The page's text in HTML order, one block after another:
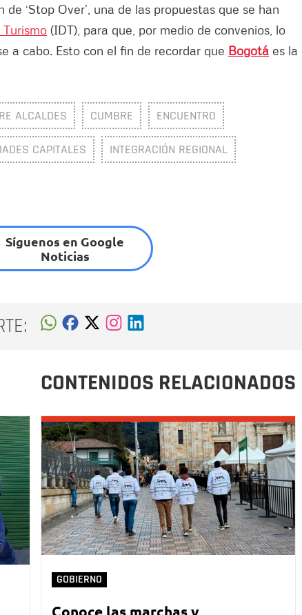
‘Stop Over’, una de las propuestas que se han
(IDT), para que, por medio de convenios, lo
a cabo. Esto con el fin de recordar que Bogotá es la
ALCALDES CUMBRE ENCUENTRO
CAPITALES INTEGRACIÓN REGIONAL
Síguenos en Google
Noticias
CONTENIDOS RELACIONADOS
GOBIERNO
Conoce las marchas y